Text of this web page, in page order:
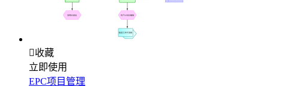
收藏
立即使用
EPC项目管理